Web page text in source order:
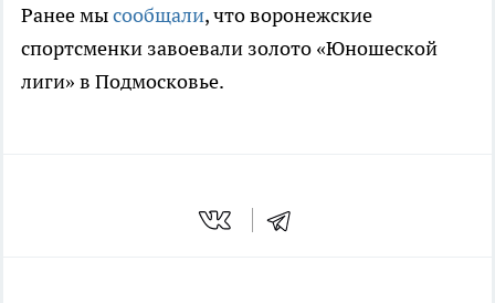
Ранее мысообщали, что воронежские
спортсменки завоевали золото «Юношеской
лиги» в Подмосковье.